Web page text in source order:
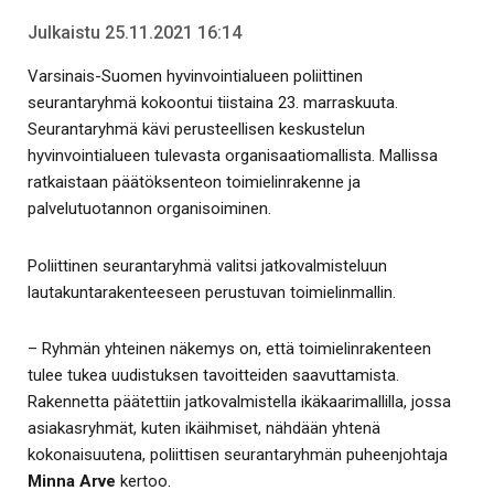
Julkaistu 25.11.2021 16:14
Varsinais-Suomen hyvinvointialueen poliittinen
seurantaryhmä kokoontui tiistaina 23. marraskuuta.
Seurantaryhmä kävi perusteellisen keskustelun
hyvinvointialueen tulevasta organisaatiomallista. Mallissa
ratkaistaan päätöksenteon toimielinrakenne ja
palvelutuotannon organisoiminen.
Poliittinen seurantaryhmä valitsi jatkovalmisteluun
lautakuntarakenteeseen perustuvan toimielinmallin.
– Ryhmän yhteinen näkemys on, että toimielinrakenteen
tulee tukea uudistuksen tavoitteiden saavuttamista.
Rakennetta päätettiin jatkovalmistella ikäkaarimallilla, jossa
asiakasryhmät, kuten ikäihmiset, nähdään yhtenä
kokonaisuutena, poliittisen seurantaryhmän puheenjohtaja
Minna Arve kertoo.